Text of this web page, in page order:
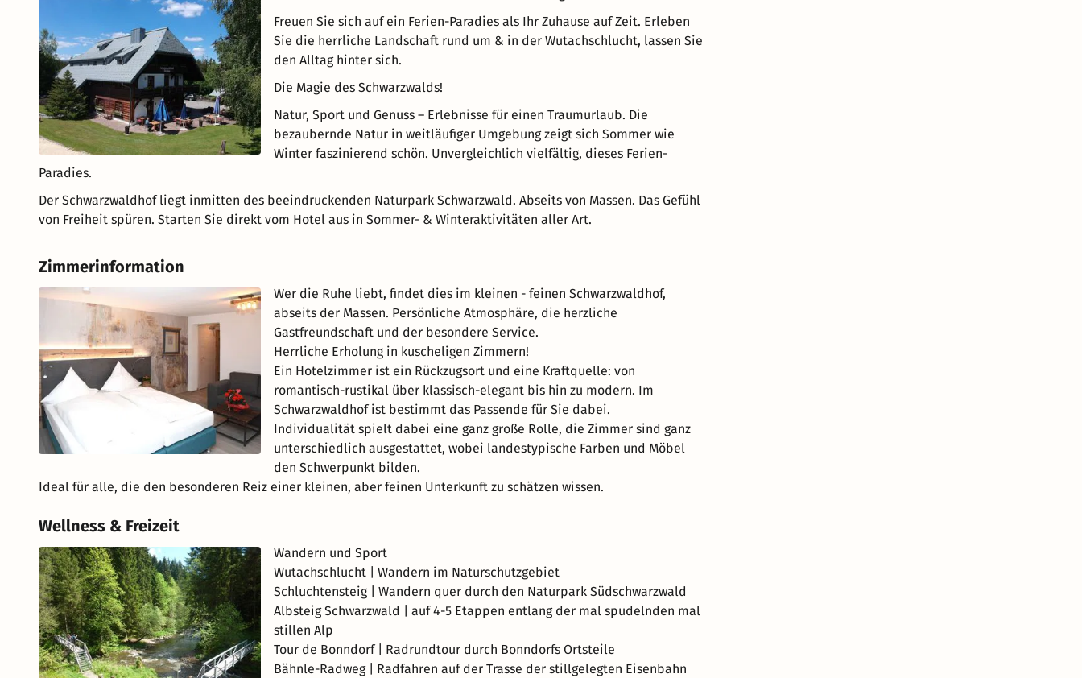
Freuen Sie sich auf ein Ferien-Paradies als Ihr Zuhause auf Zeit. Erleben
Sie die herrliche Landschaft rund um & in der Wutachschlucht, lassen Sie
den Alltag hinter sich.
Die Magie des Schwarzwalds!
Natur, Sport und Genuss – Erlebnisse für einen Traumurlaub. Die
bezaubernde Natur in weitläufiger Umgebung zeigt sich Sommer wie
Winter faszinierend schön. Unvergleichlich vielfältig, dieses Ferien-
Paradies.
Der Schwarzwaldhof liegt inmitten des beeindruckenden Naturpark Schwarzwald. Abseits von Massen. Das Gefühl
von Freiheit spüren. Starten Sie direkt vom Hotel aus in Sommer- & Winteraktivitäten aller Art.
Zimmerinformation
Wer die Ruhe liebt, findet dies im kleinen - feinen Schwarzwaldhof,
abseits der Massen. Persönliche Atmosphäre, die herzliche
Gastfreundschaft und der besondere Service.
Herrliche Erholung in kuscheligen Zimmern!
Ein Hotelzimmer ist ein Rückzugsort und eine Kraftquelle: von
romantisch-rustikal über klassisch-elegant bis hin zu modern. Im
Schwarzwaldhof ist bestimmt das Passende für Sie dabei.
Individualität spielt dabei eine ganz große Rolle, die Zimmer sind ganz
unterschiedlich ausgestattet, wobei landestypische Farben und Möbel
den Schwerpunkt bilden.
Ideal für alle, die den besonderen Reiz einer kleinen, aber feinen Unterkunft zu schätzen wissen.
Wellness & Freizeit
Wandern und Sport
Wutachschlucht | Wandern im Naturschutzgebiet
Schluchtensteig | Wandern quer durch den Naturpark Südschwarzwald
Albsteig Schwarzwald | auf 4-5 Etappen entlang der mal spudelnden mal
stillen Alp
Tour de Bonndorf | Radrundtour durch Bonndorfs Ortsteile
Bähnle-Radweg | Radfahren auf der Trasse der stillgelegten Eisenbahn